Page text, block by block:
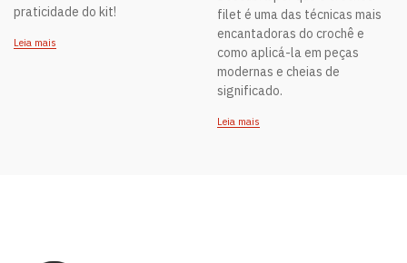
praticidade do kit!
Leia mais
filet é uma das técnicas mais
encantadoras do crochê e
como aplicá-la em peças
modernas e cheias de
significado.
Leia mais